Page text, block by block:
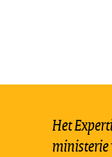
Het
ministerie